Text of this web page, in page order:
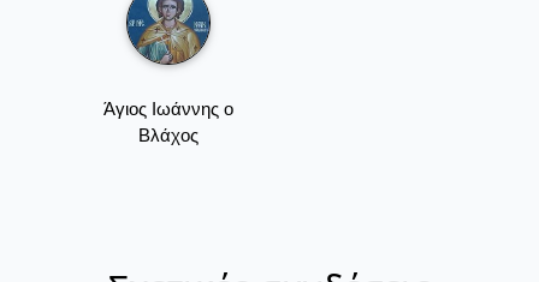
Άγιος Ιωάννης ο
Βλάχος